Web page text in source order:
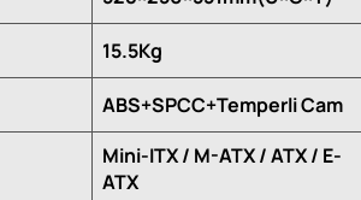
15.5Kg
ABS+SPCC+Temperli Cam
Mini-ITX / M-ATX / ATX / E-
ATX